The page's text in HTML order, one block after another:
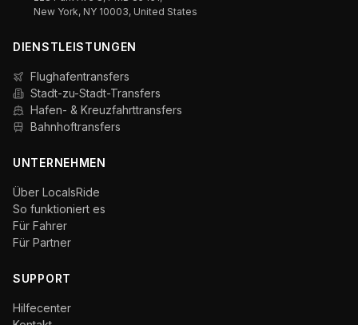
New York, NY 10003, United States
DIENSTLEISTUNGEN
Flughafentransfers
Stadt-zu-Stadt-Transfers
Hafen- & Kreuzfahrttransfers
Bahnhoftransfers
UNTERNEHMEN
Über LocalsRide
So funktioniert es
Für Fahrer
Für Partner
SUPPORT
Hilfecenter